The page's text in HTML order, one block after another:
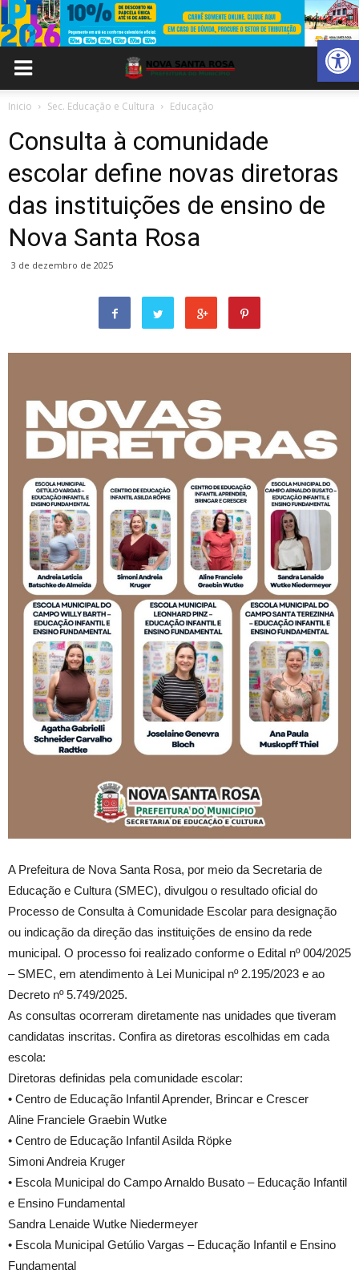
Abrir
Inicio Sec. Educação e Cultura Educação
Consulta à comunidade
escolar define novas diretoras
das instituições de ensino de
Nova Santa Rosa
3 de dezembro de 2025
A Prefeitura de Nova Santa Rosa, por meio da Secretaria de
Educação e Cultura (SMEC), divulgou o resultado oficial do
Processo de Consulta à Comunidade Escolar para designação
ou indicação da direção das instituições de ensino da rede
municipal. O processo foi realizado conforme o Edital nº 004/2025
– SMEC, em atendimento à Lei Municipal nº 2.195/2023 e ao
Decreto nº 5.749/2025.
As consultas ocorreram diretamente nas unidades que tiveram
candidatas inscritas. Confira as diretoras escolhidas em cada
escola:
Diretoras definidas pela comunidade escolar:
• Centro de Educação Infantil Aprender, Brincar e Crescer
Aline Franciele Graebin Wutke
• Centro de Educação Infantil Asilda Röpke
Simoni Andreia Kruger
• Escola Municipal do Campo Arnaldo Busato – Educação Infantil
e Ensino Fundamental
Sandra Lenaide Wutke Niedermeyer
• Escola Municipal Getúlio Vargas – Educação Infantil e Ensino
Fundamental